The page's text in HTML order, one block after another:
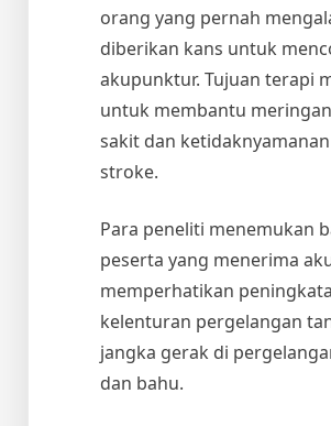
orang yang pernah
diberikan kans untuk
akupunktur. Tujuan terapi
untuk membantu
sakit dan
stroke.
Para peneliti menemukan
peserta yang menerima
memperhatikan
kelenturan pergelangan
jangka gerak di
dan bahu.